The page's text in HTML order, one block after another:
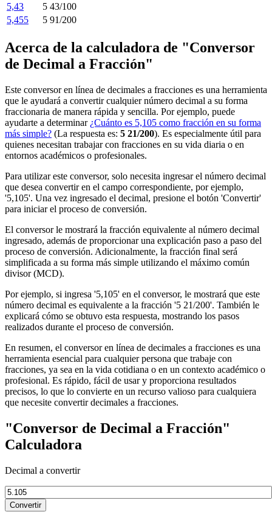
5,43
5 43/100
5,455
5 91/200
Acerca de la calculadora de "Conversor
de Decimal a Fracción"
Este conversor en línea de decimales a fracciones es una herramienta
que le ayudará a convertir cualquier número decimal a su forma
fraccionaria de manera rápida y sencilla. Por ejemplo, puede
ayudarte a determinar ¿Cuánto es 5,105 como fracción en su forma
más simple? (La respuesta es: 5 21/200). Es especialmente útil para
quienes necesitan trabajar con fracciones en su vida diaria o en
entornos académicos o profesionales.
Para utilizar este conversor, solo necesita ingresar el número decimal
que desea convertir en el campo correspondiente, por ejemplo,
'5,105'. Una vez ingresado el decimal, presione el botón 'Convertir'
para iniciar el proceso de conversión.
El conversor le mostrará la fracción equivalente al número decimal
ingresado, además de proporcionar una explicación paso a paso del
proceso de conversión. Adicionalmente, la fracción final será
simplificada a su forma más simple utilizando el máximo común
divisor (MCD).
Por ejemplo, si ingresa '5,105' en el conversor, le mostrará que este
número decimal es equivalente a la fracción '5 21/200'. También le
explicará cómo se obtuvo esta respuesta, mostrando los pasos
realizados durante el proceso de conversión.
En resumen, el conversor en línea de decimales a fracciones es una
herramienta esencial para cualquier persona que trabaje con
fracciones, ya sea en la vida cotidiana o en un contexto académico o
profesional. Es rápido, fácil de usar y proporciona resultados
precisos, lo que lo convierte en un recurso valioso para cualquiera
que necesite convertir decimales a fracciones.
"Conversor de Decimal a Fracción"
Calculadora
Decimal a convertir
Convertir